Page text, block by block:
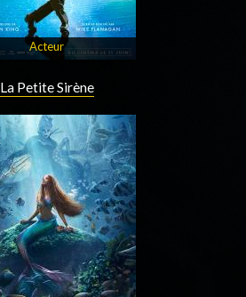
Acteur
La Petite Sirène